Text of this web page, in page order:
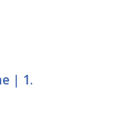
| 1.